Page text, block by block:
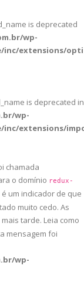
is deprecated
wp-
extensions/
is deprecated in
wp-
extensions/
chamada
o domínio redux-
um indicador de que
muito cedo. As
mais tarde. Leia como
mensagem foi
wp-